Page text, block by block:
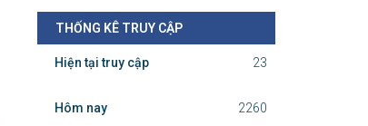
THỐNG KÊ TRUY CẬP
Hiện tại truy cập 23
Hôm nay 2260